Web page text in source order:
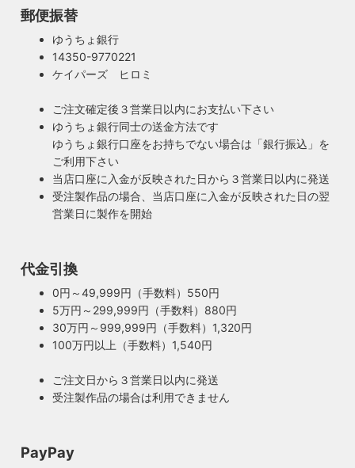
もしもの時も安心・製作担当者が修理を行いま
ご購入頂いた照明がもしも故障した場合は、すぐに当店にご
連絡ください！ハンドメイド照明やアンティーク照明は修理
が心配とよくお声を頂きますが、当店では器具を製作した本
人が責任をもって修理にあたります。造ったりカスタムした
本人だからこそ分かる不具合を見逃しません。
ト。何十年、時には100年近く前のソケットシェルを使うこ
ともあります。ところが100年近く前のソケットに使われて
いたインシュレーター（絶縁体）はご覧の通り炭化してボロ
ボロに。当店では専門機関に依頼し、特殊カーボンを使いオ
リジナルのインシュレーターを製造しました。これで100年
郵便振替
ゆうちょ銀行
14350-9770221
ケイパーズ ヒロミ
ご注文確定後３営業日以内にお支払い下さい
ゆうちょ銀行同士の送金方法です
ゆうちょ銀行口座をお持ちでない場合は「銀行振込」を
ご利用下さい
当店口座に入金が反映された日から３営業日以内に発送
受注製作品の場合、当店口座に入金が反映された日の翌
営業日に製作を開始
代金引換
0円～49,999円（手数料）550円
5万円～299,999円（手数料）880円
30万円～999,999円（手数料）1,320円
100万円以上（手数料）1,540円
ご注文日から３営業日以内に発送
受注製作品の場合は利用できません
PayPay